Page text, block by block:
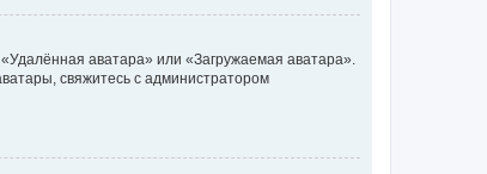
аватара» или «Загружаемая аватара».
свяжитесь с администратором